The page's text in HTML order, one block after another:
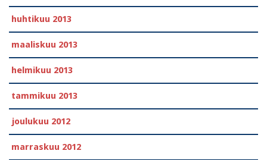
huhtikuu 2013
maaliskuu 2013
helmikuu 2013
tammikuu 2013
joulukuu 2012
marraskuu 2012